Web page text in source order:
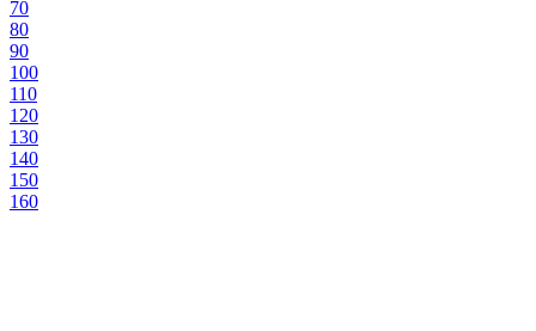
70
80
90
100
110
120
130
140
150
160